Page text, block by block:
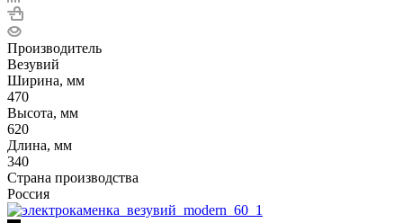
Производитель
Везувий
Ширина, мм
470
Высота, мм
620
Длина, мм
340
Страна производства
Россия